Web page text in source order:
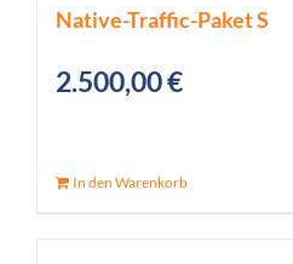
Native-Traffic-Paket S
2.500,00€
In den Warenkorb